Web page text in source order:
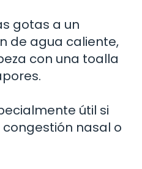
gotas a un
de agua caliente,
con una toalla
útil si
nasal o